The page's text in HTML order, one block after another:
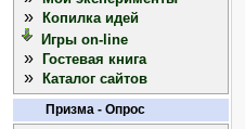
»
Копилка идей
Игры on-line
» Гостевая книга
» Каталог сайтов
Призма - Опрос